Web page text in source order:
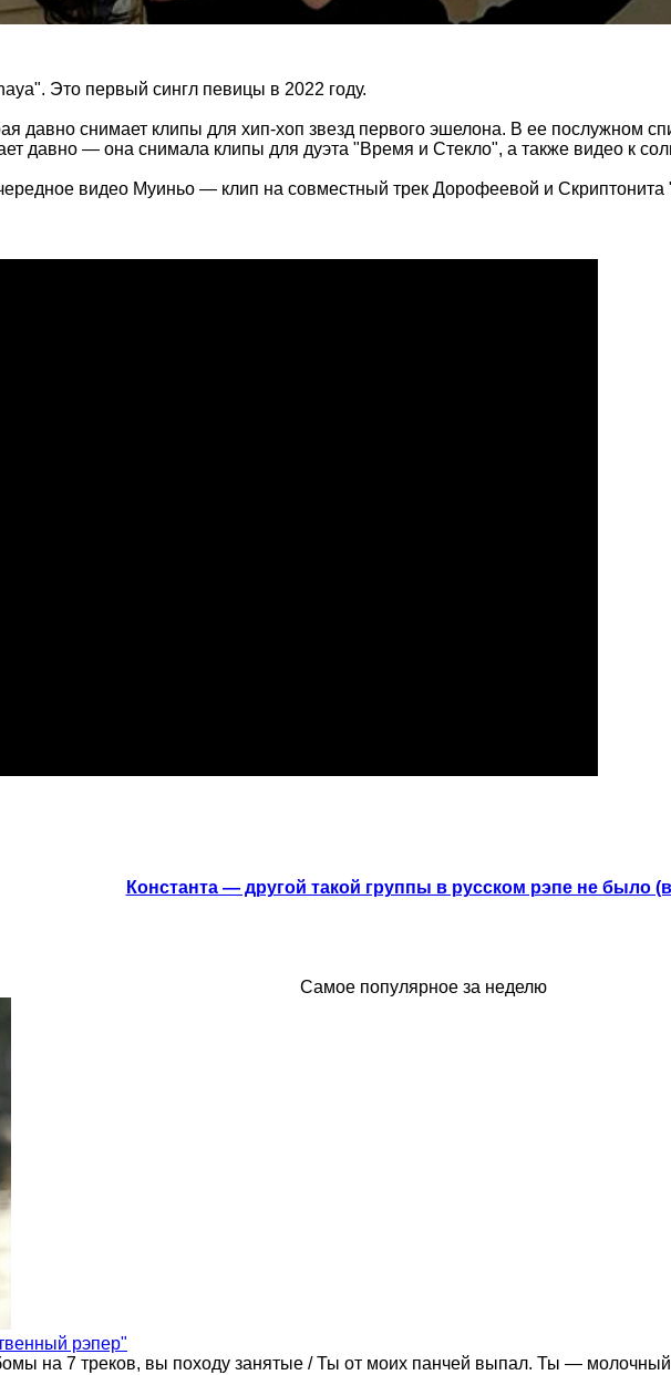
Это первый сингл певицы в 2022 году.
давно снимает клипы для хип-хоп звезд первого эшелона. В ее послужном
давно — она снимала клипы для дуэта "Время и Стекло", а также видео к
видео Муиньо — клип на совместный трек Дорофеевой и
Константа — другой такой группы в русском рэпе не было
Самое популярное за неделю
рэпер"
на 7 треков, вы походу занятые / Ты от моих панчей выпал. Ты —